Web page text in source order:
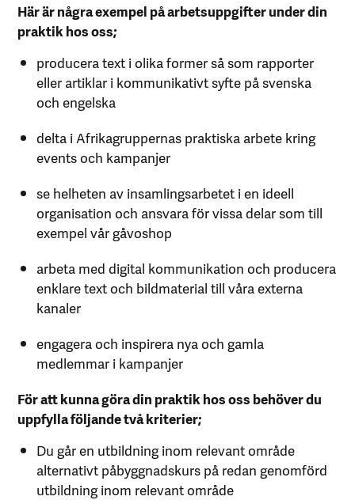
Här är några exempel på arbetsuppgifter under din
praktik hos oss;
producera text i olika former så som rapporter
eller artiklar i kommunikativt syfte på svenska
och engelska
delta i Afrikagruppernas praktiska arbete kring
events och kampanjer
se helheten av insamlingsarbetet i en ideell
organisation och ansvara för vissa delar som till
exempel vår gåvoshop
arbeta med digital kommunikation och producera
enklare text och bildmaterial till våra externa
kanaler
engagera och inspirera nya och gamla
medlemmar i kampanjer
För att kunna göra din praktik hos oss behöver du
uppfylla följande två kriterier;
Du går en utbildning inom relevant område
alternativt påbyggnadskurs på redan genomförd
utbildning inom relevant område